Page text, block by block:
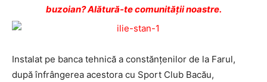
buzoian? Alătură-te comunității noastre.
Instalat pe banca tehnică a constănţenilor de la Farul,
după înfrângerea acestora cu Sport Club Bacău,